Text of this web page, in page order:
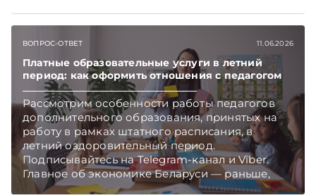
ВОПРОС-ОТВЕТ 11.06.2026
Платные образовательные услуги в летний
период: как оформить отношения с педагогом
Рассмотрим особенности работы педагогов
дополнительного образования, принятых на
работу в рамках штатного расписания, в
летний оздоровительный период.
Подписывайтесь на Telegram‑канал и Viber.
Главное об экономике Беларуси — раньше,
чем в новостях TelegramViber